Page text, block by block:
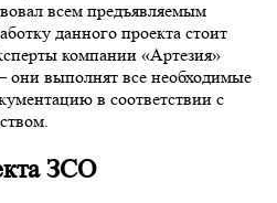
всем предъявляемым
данного проекта стоит
компании «Артезия»
они выполнят все необходимые
в соответствии с
ЗСО